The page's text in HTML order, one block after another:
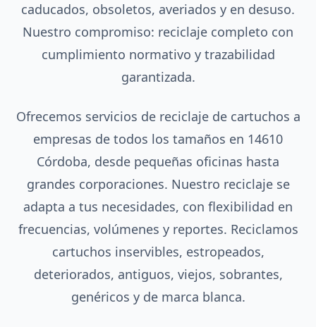
caducados, obsoletos, averiados y en desuso.
Nuestro compromiso: reciclaje completo con
cumplimiento normativo y trazabilidad
garantizada.
Ofrecemos servicios de reciclaje de cartuchos a
empresas de todos los tamaños en 14610
Córdoba, desde pequeñas oficinas hasta
grandes corporaciones. Nuestro reciclaje se
adapta a tus necesidades, con flexibilidad en
frecuencias, volúmenes y reportes. Reciclamos
cartuchos inservibles, estropeados,
deteriorados, antiguos, viejos, sobrantes,
genéricos y de marca blanca.